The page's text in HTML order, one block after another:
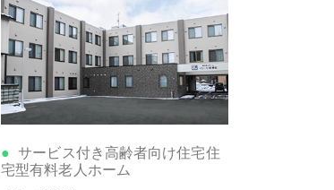
サービス付き高齢者向け住宅住
宅型有料老人ホーム